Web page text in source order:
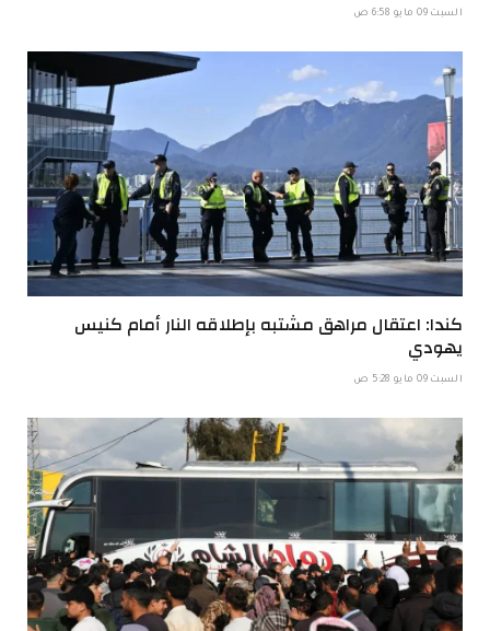
السبت 09 مايو 6:58 ص
كندا: اعتقال مراهق مشتبه بإطلاقه النار أمام كنيس
يهودي
السبت 09 مايو 5:28 ص